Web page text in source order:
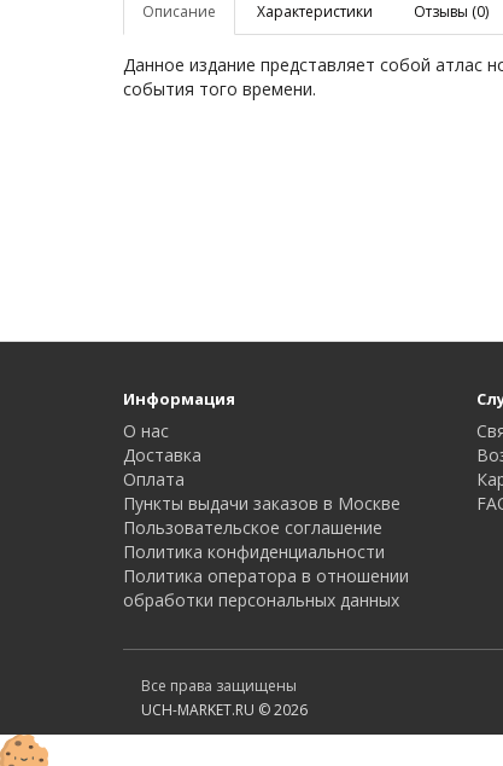
Описание Характеристики Отзывы (0)
Данное издание представляет собой атлас
события того времени.
Информация
О нас
Доставка
Оплата
Пункты выдачи заказов в Москве
Пользовательское соглашение
Политика конфиденциальности
Политика оператора в отношении
обработки персональных данных
Все права защищены
UCH-MARKET.RU © 2026